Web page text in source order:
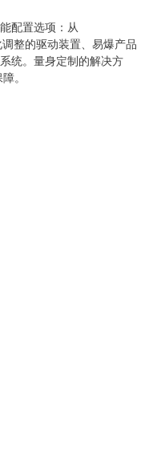
配置选项：从
整的驱动装置、易爆产品
统。量身定制的解决方
。